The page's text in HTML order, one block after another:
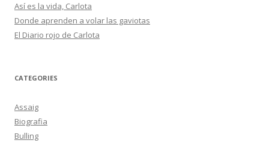
Así es la vida, Carlota
Donde aprenden a volar las gaviotas
El Diario rojo de Carlota
CATEGORIES
Assaig
Biografia
Bulling